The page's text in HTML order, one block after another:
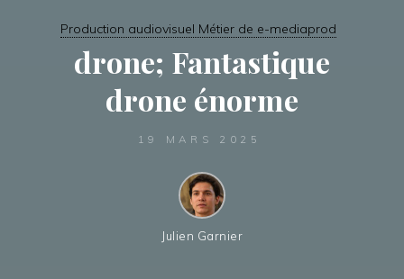
Production audiovisuel Métier de e-mediaprod
drone; Fantastique
drone énorme
19 MARS 2025
Julien Garnier